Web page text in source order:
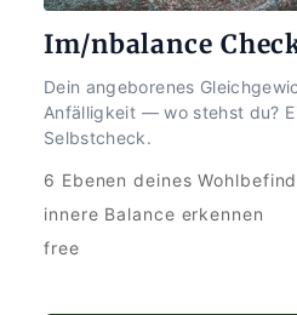
Im/nbalance
Dein angeborenes
Anfälligkeit — wo stehst du?
Selbstcheck.
6 Ebenen deines
innere Balance erkennen
free